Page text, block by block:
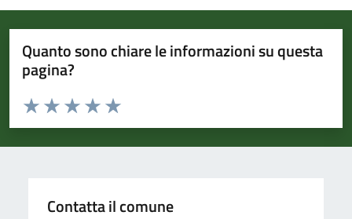
Quanto sono chiare le informazioni su questa
pagina?
Valuta da 1 a 5 stelle la pagina
Valuta 5 stelle su 5
Valuta 4 stelle su 5
Valuta 3 stelle su 5
Valuta 2 stelle su 5
Valuta 1 stelle su 5
Contatta il comune